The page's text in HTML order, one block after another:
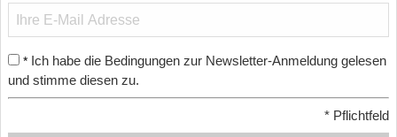
* Ich habe die Bedingungen zur Newsletter-Anmeldung gelesen
und stimme diesen zu.
* Pflichtfeld